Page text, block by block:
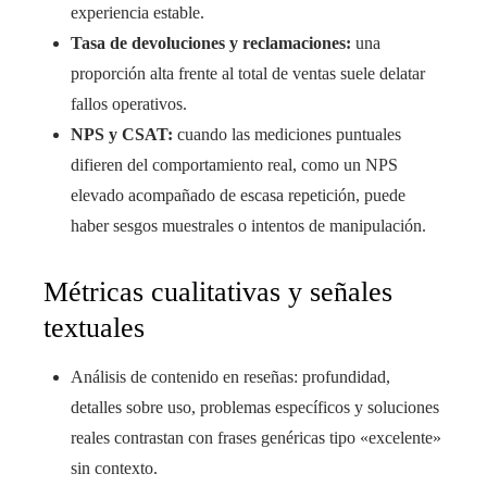
experiencia estable.
Tasa de devoluciones y reclamaciones: una
proporción alta frente al total de ventas suele delatar
fallos operativos.
NPS y CSAT: cuando las mediciones puntuales
difieren del comportamiento real, como un NPS
elevado acompañado de escasa repetición, puede
haber sesgos muestrales o intentos de manipulación.
Métricas cualitativas y señales
textuales
Análisis de contenido en reseñas: profundidad,
detalles sobre uso, problemas específicos y soluciones
reales contrastan con frases genéricas tipo «excelente»
sin contexto.